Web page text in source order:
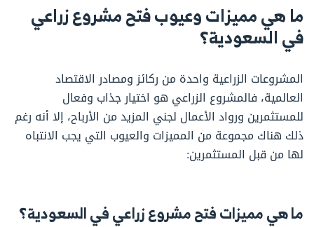
ما هي مميزات وعيوب فتح مشروع زراعي
في السعودية؟
المشروعات الزراعية واحدة من ركائز ومصادر الاقتصاد
العالمية، فالمشروع الزراعي هو اختيار جذاب وفعال
للمستثمرين ورواد الأعمال لجني المزيد من الأرباح، إلا أنه رغم
ذلك هناك مجموعة من المميزات والعيوب التي يجب الانتباه
لها من قبل المستثمرين:
ما هيمميزات فتح مشروع زراعي في السعودية؟